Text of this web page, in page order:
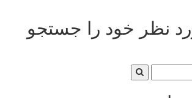
نظر خود را جستجو